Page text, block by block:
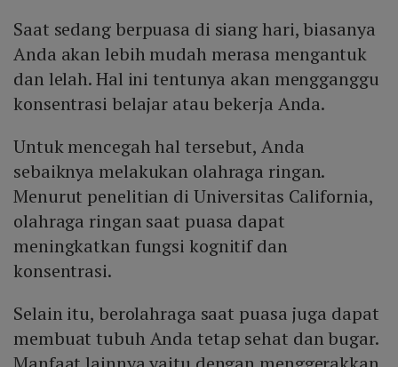
Saat sedang berpuasa di siang hari, biasanya
Anda akan lebih mudah merasa mengantuk
dan lelah. Hal ini tentunya akan mengganggu
konsentrasi belajar atau bekerja Anda.
Untuk mencegah hal tersebut, Anda
sebaiknya melakukan olahraga ringan.
Menurut penelitian di Universitas California,
olahraga ringan saat puasa dapat
meningkatkan fungsi kognitif dan
konsentrasi.
Selain itu, berolahraga saat puasa juga dapat
membuat tubuh Anda tetap sehat dan bugar.